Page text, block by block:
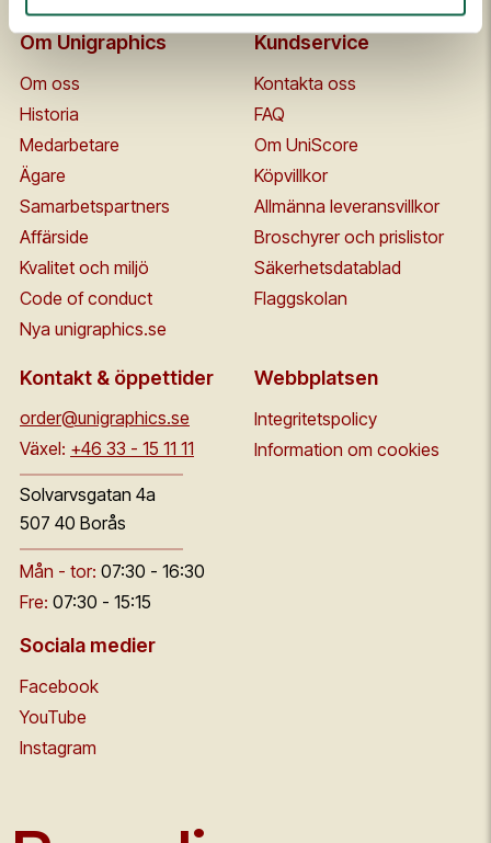
Om Unigraphics
Om oss
Historia
Medarbetare
Ägare
Samarbetspartners
Affärside
Kvalitet och miljö
Code of conduct
Nya unigraphics.se
Kundservice
Kontakta oss
FAQ
Om UniScore
Köpvillkor
Allmänna leveransvillkor
Broschyrer och prislistor
Säkerhetsdatablad
Flaggskolan
Kontakt & öppettider
order@unigraphics.se
Växel: +46 33 - 15 11 11
Solvarvsgatan 4a
507 40 Borås
Mån - tor: 07:30 - 16:30
Fre: 07:30 - 15:15
Webbplatsen
Integritetspolicy
Information om cookies
Sociala medier
Facebook
YouTube
Instagram